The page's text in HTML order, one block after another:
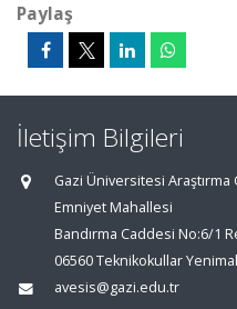
Paylaş
İletişim Bilgileri
Gazi Üniversitesi
Emniyet Mahallesi
Bandırma Caddesi No:6/1
06560 Teknikokullar
avesis@gazi.edu.tr